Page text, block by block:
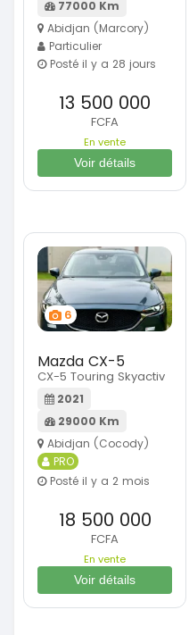
77000 Km
Abidjan (Marcory)
Particulier
Posté il y a 28 jours
13 500 000
FCFA
En vente
Voir détails
6
Mazda CX-5
CX-5 Touring Skyactiv
2021
29000 Km
Abidjan (Cocody)
PRO
Posté il y a 2 mois
18 500 000
FCFA
En vente
Voir détails